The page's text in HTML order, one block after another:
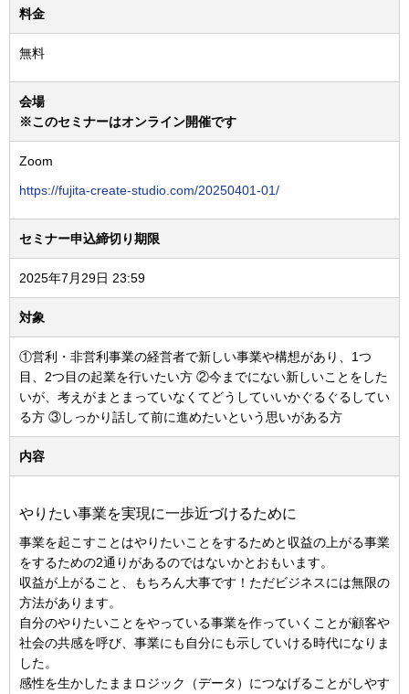
料金
無料
会場
※このセミナーはオンライン開催です
Zoom
https://fujita-create-studio.com/20250401-01/
セミナー申込締切り期限
2025年7月29日 23:59
対象
①営利・非営利事業の経営者で新しい事業や構想があり、1つ
目、2つ目の起業を行いたい方 ②今までにない新しいことをした
いが、考えがまとまっていなくてどうしていいかぐるぐるしてい
る方 ③しっかり話して前に進めたいという思いがある方
内容
やりたい事業を実現に一歩近づけるために
事業を起こすことはやりたいことをするためと収益の上がる事業
をするための2通りがあるのではないかとおもいます。
収益が上がること、もちろん大事です！ただビジネスには無限の
方法があります。
自分のやりたいことをやっている事業を作っていくことが顧客や
社会の共感を呼び、事業にも自分にも示していける時代になりま
した。
感性を生かしたままロジック（データ）につなげることがしやす